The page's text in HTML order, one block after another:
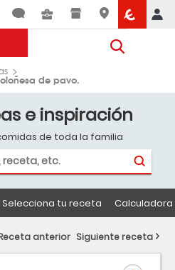
de pavo.
e inspiración
de toda la familia
Selecciona tu receta
anterior Siguiente receta